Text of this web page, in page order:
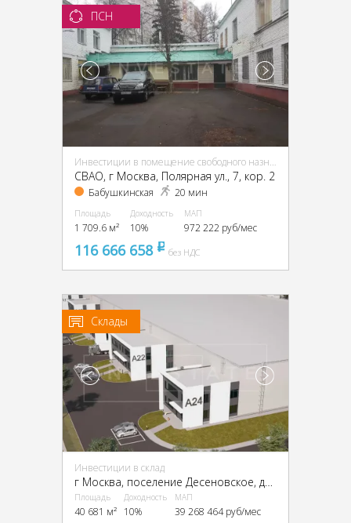
ПСН
Инвестиции в помещение свободного назначения (ПСН)
CВАО, г Москва, Полярная ул., 7, кор. 2
Бабушкинская 20 мин
Площадь
1 709.6 м²
Доходность
10%
МАП
972 222 руб/мес
116 666 658 pуббез НДС
Склады
Инвестиции в склад
Площадь
40 681 м²
Доходность
10%
МАП
39 268 464 руб/мес